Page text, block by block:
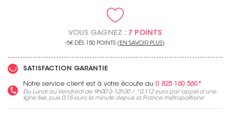
VOUS GAGNEZ : 7 POINTS
-5€ DÈS 150 POINTS ( EN SAVOIR PLUS)
SATISFACTION GARANTIE
Notre service client est à votre écoute au 0 825 160 560*
Du Lundi au Vendredi de 9h00 à 12h30 / *0,112 europar appel d’une
ligne fixe, puis 0,15 eurola minute depuis la France métropolitaine